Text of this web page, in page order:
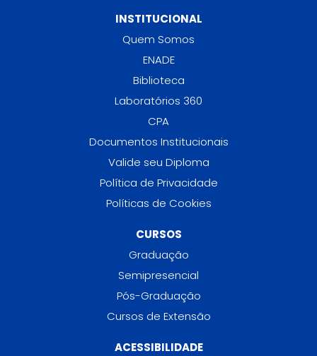
INSTITUCIONAL
Quem Somos
ENADE
Biblioteca
Laboratórios 360
CPA
Documentos Institucionais
Valide seu Diploma
Política de Privacidade
Políticas de Cookies
CURSOS
Graduação
Semipresencial
Pós-Graduação
Cursos de Extensão
ACESSIBILIDADE